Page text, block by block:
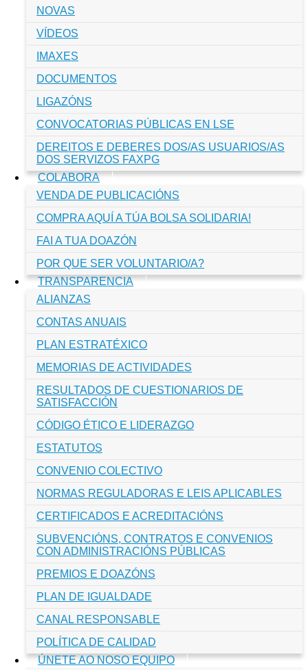
NOVAS
VÍDEOS
IMAXES
DOCUMENTOS
LIGAZÓNS
CONVOCATORIAS PÚBLICAS EN LSE
DEREITOS E DEBERES DOS/AS USUARIOS/AS
DOS SERVIZOS FAXPG
COLABORA
VENDA DE PUBLICACIÓNS
COMPRA AQUÍ A TÚA BOLSA SOLIDARIA!
FAI A TUA DOAZÓN
POR QUE SER VOLUNTARIO/A?
TRANSPARENCIA
ALIANZAS
CONTAS ANUAIS
PLAN ESTRATÉXICO
MEMORIAS DE ACTIVIDADES
RESULTADOS DE CUESTIONARIOS DE
SATISFACCIÓN
CÓDIGO ÉTICO E LIDERAZGO
ESTATUTOS
CONVENIO COLECTIVO
NORMAS REGULADORAS E LEIS APLICABLES
CERTIFICADOS E ACREDITACIÓNS
SUBVENCIÓNS, CONTRATOS E CONVENIOS
CON ADMINISTRACIÓNS PÚBLICAS
PREMIOS E DOAZÓNS
PLAN DE IGUALDADE
CANAL RESPONSABLE
POLÍTICA DE CALIDAD
ÚNETE AO NOSO EQUIPO